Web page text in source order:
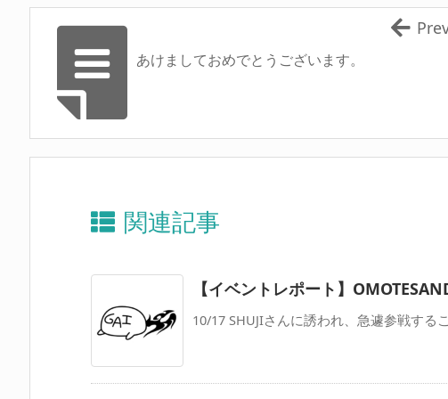
あけましておめでとうございます。
関連記事
【イベントレポート】
10/17 SHUJIさんに誘われ、急遽参戦する